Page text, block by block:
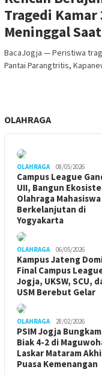
Tragedi Kamar
Meninggal
BacaJogja — Peristiwa
Pantai Parangtritis,
OLAHRAGA
OLAHRAGA 08/05/2026
Campus League
UII, Bangun
Olahraga Mahasiswa
Berkelanjutan di
Yogyakarta
OLAHRAGA 06/05/2026
Kampus Jateng
Final Campus
Jogja, UKSW, SCU,
USM Berebut Gelar
OLAHRAGA 28/02/2026
PSIM Jogja Bungkam
Biak 4-2 di
Laskar Mataram
Puasa Kemenangan